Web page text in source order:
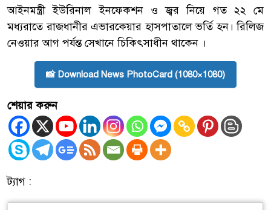
আইনমন্ত্রী ইউরিনাল ইনফেকশন ও জ্বর নিয়ে গত ২২ মে
মধ্যরাতে রাজধানীর এভারকেয়ার হাসপাতালে ভর্তি হন। রিলিজ
নেওয়ার আগ পর্যন্ত সেখানে চিকিৎসাধীন থাকেন ।
📸 Download News PhotoCard (1080×1080)
শেয়ার করুন
ট্যাগ :